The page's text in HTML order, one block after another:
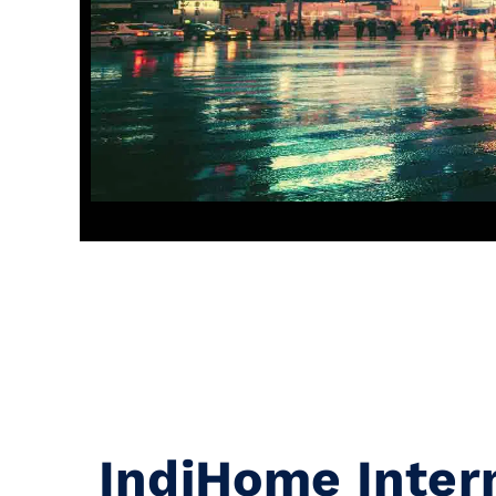
IndiHome